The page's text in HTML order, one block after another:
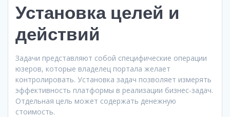
Установка целей и
действий
Задачи представляют собой специфические операции
юзеров, которые владелец портала желает
контролировать. Установка задач позволяет измерять
эффективность платформы в реализации бизнес-задач.
Отдельная цель может содержать денежную
стоимость.